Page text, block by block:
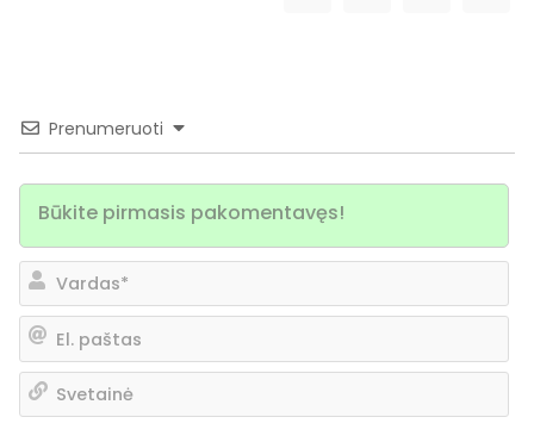
Prenumeruoti